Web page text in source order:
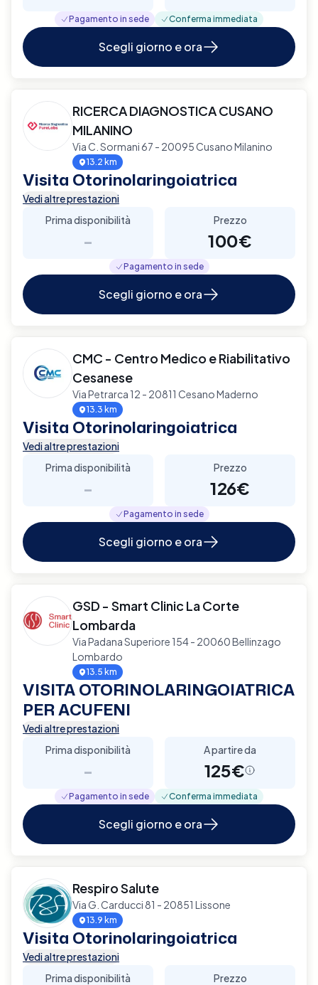
Pagamento in sede Conferma immediata
Scegli giorno e ora
RICERCA DIAGNOSTICA CUSANO
MILANINO
Via C. Sormani 67 - 20095 Cusano Milanino
13.2 km
Visita Otorinolaringoiatrica
Vedi altre prestazioni
Prima disponibilità
-
Prezzo
100€
Pagamento in sede
Scegli giorno e ora
CMC - Centro Medico e Riabilitativo
Cesanese
Via Petrarca 12 - 20811 Cesano Maderno
13.3 km
Visita Otorinolaringoiatrica
Vedi altre prestazioni
Prima disponibilità
-
Prezzo
126€
Pagamento in sede
Scegli giorno e ora
GSD - Smart Clinic La Corte
Lombarda
Via Padana Superiore 154 - 20060 Bellinzago
Lombardo
13.5 km
VISITA OTORINOLARINGOIATRICA
PER ACUFENI
Vedi altre prestazioni
Prima disponibilità
-
A partire da
125€
Pagamento in sede Conferma immediata
Scegli giorno e ora
Respiro Salute
Via G. Carducci 81 - 20851 Lissone
13.9 km
Visita Otorinolaringoiatrica
Vedi altre prestazioni
Prima disponibilità
Prezzo